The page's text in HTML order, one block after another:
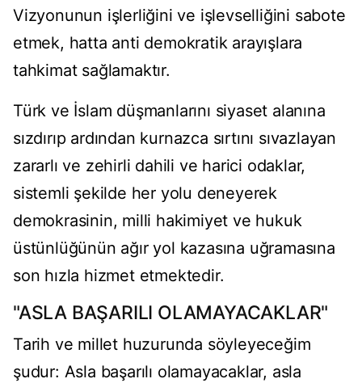
Vizyonunun işlerliğini ve işlevselliğini sabote
etmek, hatta anti demokratik arayışlara
tahkimat sağlamaktır.
Türk ve İslam düşmanlarını siyaset alanına
sızdırıp ardından kurnazca sırtını sıvazlayan
zararlı ve zehirli dahili ve harici odaklar,
sistemli şekilde her yolu deneyerek
demokrasinin, milli hakimiyet ve hukuk
üstünlüğünün ağır yol kazasına uğramasına
son hızla hizmet etmektedir.
"ASLA BAŞARILI OLAMAYACAKLAR"
Tarih ve millet huzurunda söyleyeceğim
şudur: Asla başarılı olamayacaklar, asla